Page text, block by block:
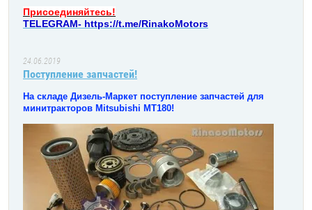
Присоединяйтесь!
TELEGRAM- https://t.me/RinakoMotors
24.06.2019
Поступление запчастей!
На складе Дизель-Маркет поступление запчастей для
минитракторов Mitsubishi MT180!